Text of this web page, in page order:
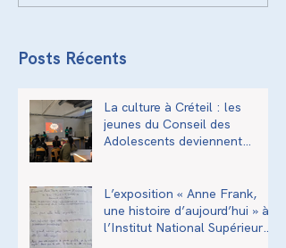
Posts Récents
La culture à Créteil : les
jeunes du Conseil des
Adolescents deviennent
L’exposition « Anne Frank,
une histoire d’aujourd’hui » à
l’Institut National Supérieur